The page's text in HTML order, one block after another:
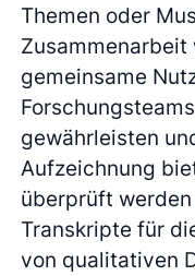
Themen oder
gemeinsame
gewährleisten
Aufzeichnung
überprüft
Transkripte für
von qualitativen